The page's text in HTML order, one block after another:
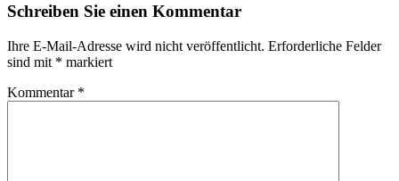
Schreiben Sie einen Kommentar
Ihre E-Mail-Adresse wird nicht veröffentlicht. Erforderliche Felder
sind mit * markiert
Kommentar *